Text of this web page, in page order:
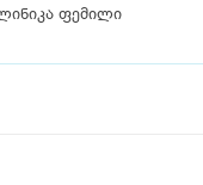
ფემილი